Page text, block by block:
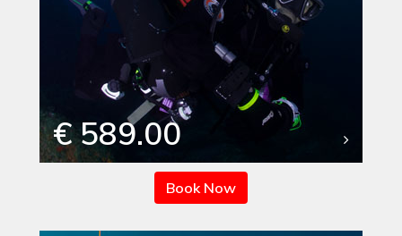
€ 589.00
Book Now